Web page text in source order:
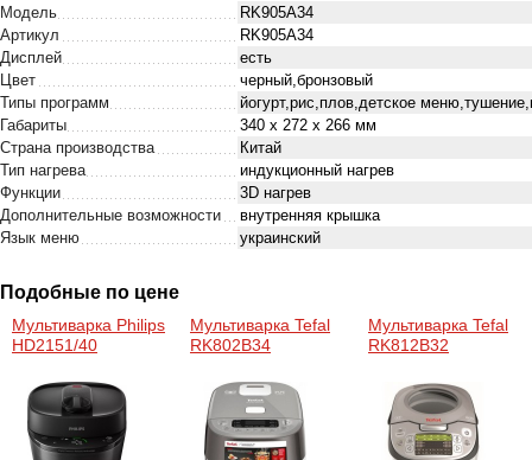
Модель
RK905A34
Артикул
RK905A34
Дисплей
есть
Цвет
черный,бронзовый
Типы программ
йогурт,рис,плов,детское
Габариты
340 х 272 х 266 мм
Страна производства
Китай
Тип нагрева
индукционный нагрев
Функции
3D нагрев
Дополнительные возможности
внутренняя крышка
Язык меню
украинский
Подобные по цене
Мультиварка Philips
HD2151/40
Мультиварка Tefal
RK802B34
Мультиварка Tefal
RK812B32